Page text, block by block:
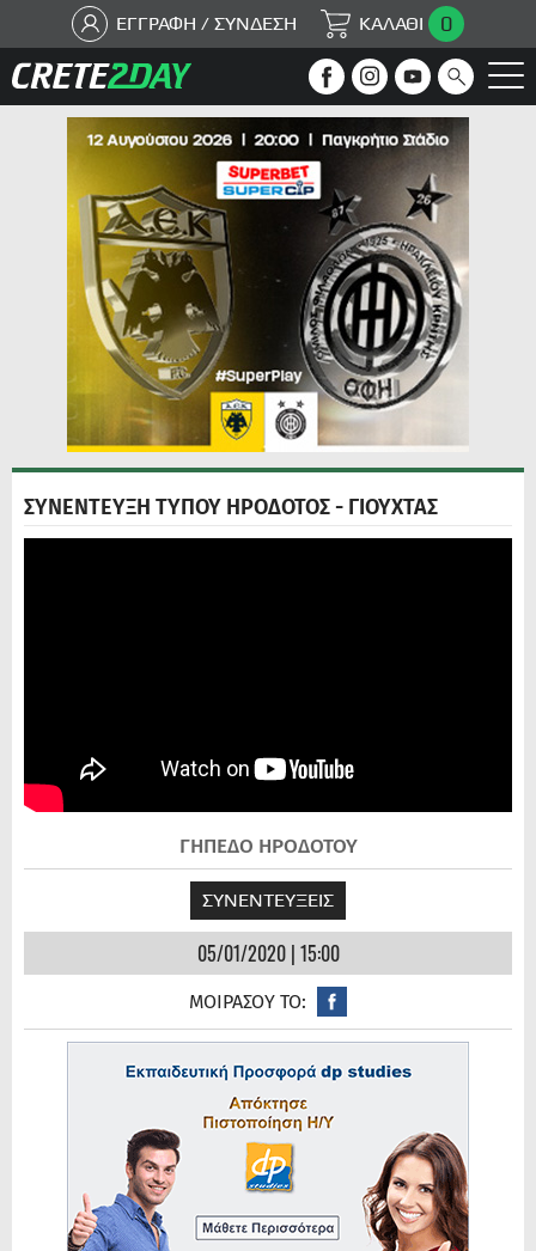
ΕΓΓΡΑΦΗ / ΣΥΝΔΕΣΗ ΚΑΛΑΘΙ 0
ΣΥΝΕΝΤΕΥΞΗ ΤΥΠΟΥ ΗΡΟΔΟΤΟΣ - ΓΙΟΥΧΤΑΣ
ΓΗΠΕΔΟ ΗΡΟΔΟΤΟΥ
ΣΥΝΕΝΤΕΥΞΕΙΣ
05/01/2020 | 15:00
ΜΟΙΡΑΣΟΥ ΤΟ: